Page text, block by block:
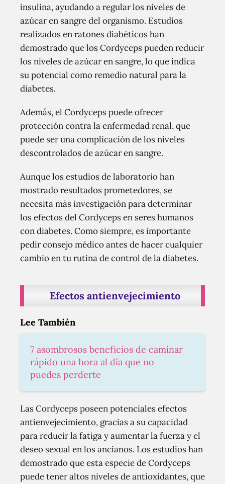
insulina, ayudando a regular los niveles de
azúcar en sangre del organismo. Estudios
realizados en ratones diabéticos han
demostrado que los Cordyceps pueden reducir
los niveles de azúcar en sangre, lo que indica
su potencial como remedio natural para la
diabetes.
Además, el Cordyceps puede ofrecer
protección contra la enfermedad renal, que
puede ser una complicación de los niveles
descontrolados de azúcar en sangre.
Aunque los estudios de laboratorio han
mostrado resultados prometedores, se
necesita más investigación para determinar
los efectos del Cordyceps en seres humanos
con diabetes. Como siempre, es importante
pedir consejo médico antes de hacer cualquier
cambio en tu rutina de control de la diabetes.
Efectos antienvejecimiento
Lee También
7 asombrosos beneficios de caminar
rápido una hora al día que no
puedes perderte
Las Cordyceps poseen potenciales efectos
antienvejecimiento, gracias a su capacidad
para reducir la fatiga y aumentar la fuerza y el
deseo sexual en los ancianos. Los estudios han
demostrado que esta especie de Cordyceps
puede tener altos niveles de antioxidantes, que